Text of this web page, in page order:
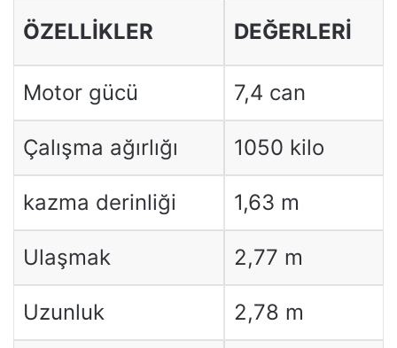
ÖZELLIKLER DEĞERLERI
Motor gücü 7,4 can
Çalışma ağırlığı 1050 kilo
kazma derinliği 1,63 m
Ulaşmak 2,77 m
Uzunluk 2,78 m